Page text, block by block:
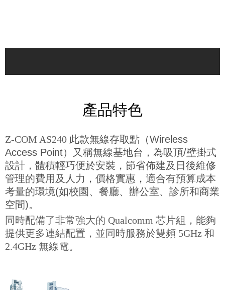
產品特色
Z-COM AS240 此款無線存取點（Wireless
Access Point）又稱無線基地台，為吸頂/壁掛式
設計，體積輕巧便於安裝 ， 節省佈建及日後維修
管理的費用及人力，價格實惠，適合有預算成本
考量的環境(如校園、餐廳、辦公室、診所和商業
空間)。
同時配備了非常強大的 Qualcomm 芯片組，能夠
提供更多連結配置，並同時服務於雙頻 5GHz 和
2.4GHz 無線電。